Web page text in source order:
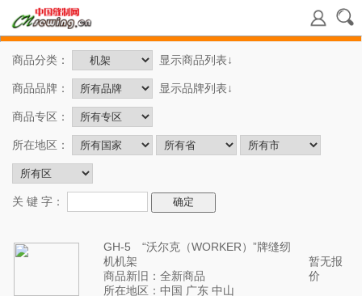
商品分类： 显示商品列表↓
商品品牌： 显示品牌列表↓
商品专区：
所在地区：
关 键 字：
GH-5 “沃尔克（WORKER）”牌缝纫
机机架
商品新旧：全新商品
所在地区：中国 广东 中山
暂无报
价